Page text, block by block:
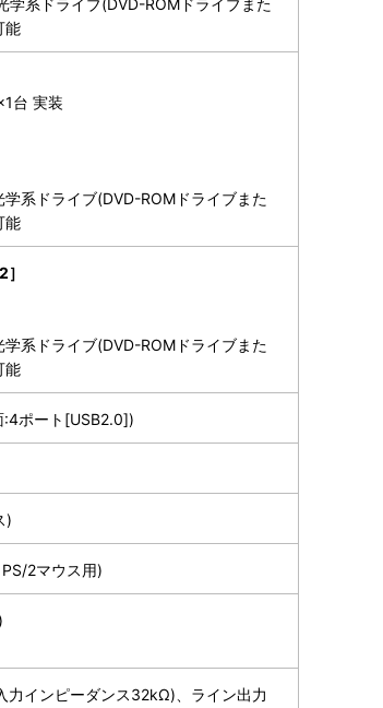
学系ドライブ(DVD-ROMドライブまた
能
台 実装
学系ドライブ(DVD-ROMドライブまた
能
学系ドライブ(DVD-ROMドライブまた
能
ポート[USB2.0])
)
2マウス用)
力インピーダンス32kΩ)、ライン出力